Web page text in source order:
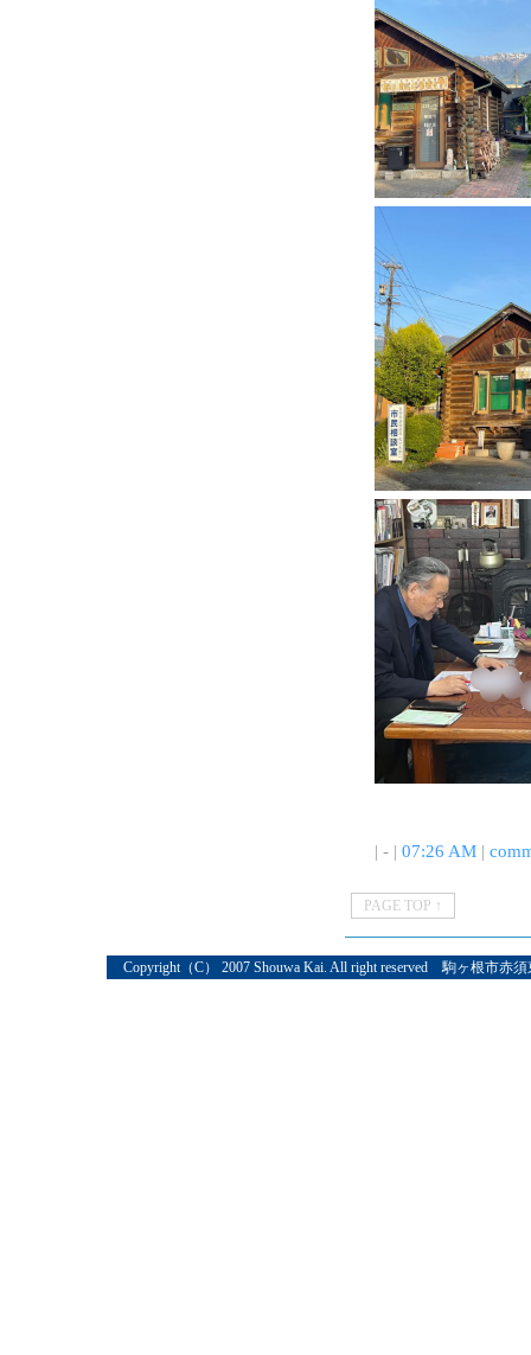
| - | 07:26 AM|
PAGE TOP ↑
Copyright（C） 2007 Shouwa Kai. All right reserved 駒ヶ根市